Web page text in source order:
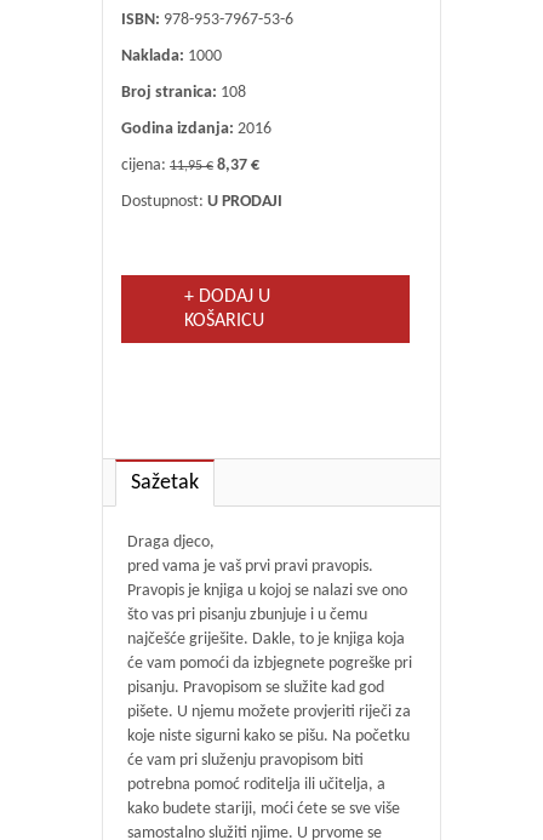
ISBN: 978-953-7967-53-6
Naklada: 1000
Broj stranica: 108
Godina izdanja: 2016
cijena: 11,95 € 8,37 €
Dostupnost: U PRODAJI
+ DODAJ U
KOŠARICU
Sažetak
Draga djeco,
pred vama je vaš prvi pravi pravopis.
Pravopis je knjiga u kojoj se nalazi sve ono
što vas pri pisanju zbunjuje i u čemu
najčešće griješite. Dakle, to je knjiga koja
će vam pomoći da izbjegnete pogreške pri
pisanju. Pravopisom se služite kad god
pišete. U njemu možete provjeriti riječi za
koje niste sigurni kako se pišu. Na početku
će vam pri služenju pravopisom biti
potrebna pomoć roditelja ili učitelja, a
kako budete stariji, moći ćete se sve više
samostalno služiti njime. U prvome se